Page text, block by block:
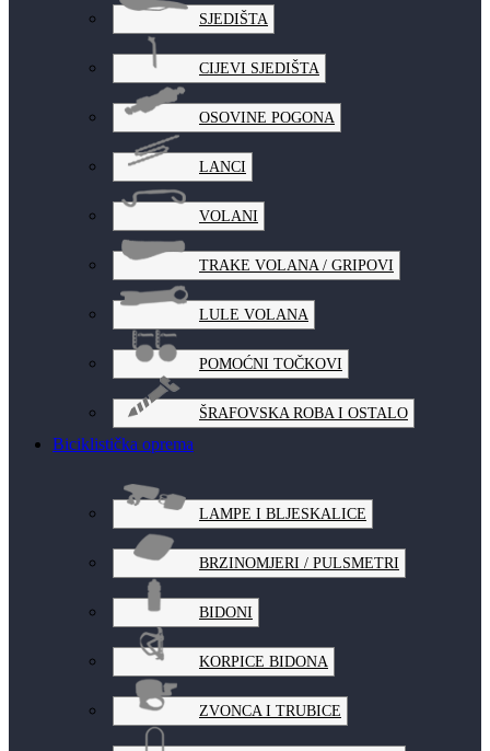
SJEDIŠTA
CIJEVI SJEDIŠTA
OSOVINE POGONA
LANCI
VOLANI
TRAKE VOLANA / GRIPOVI
LULE VOLANA
POMOĆNI TOČKOVI
ŠRAFOVSKA ROBA I OSTALO
Biciklistička oprema
LAMPE I BLJESKALICE
BRZINOMJERI / PULSMETRI
BIDONI
KORPICE BIDONA
ZVONCA I TRUBICE